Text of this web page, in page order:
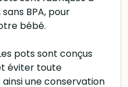
BPA, pour
bébé.
pots sont conçus
éviter toute
une conservation